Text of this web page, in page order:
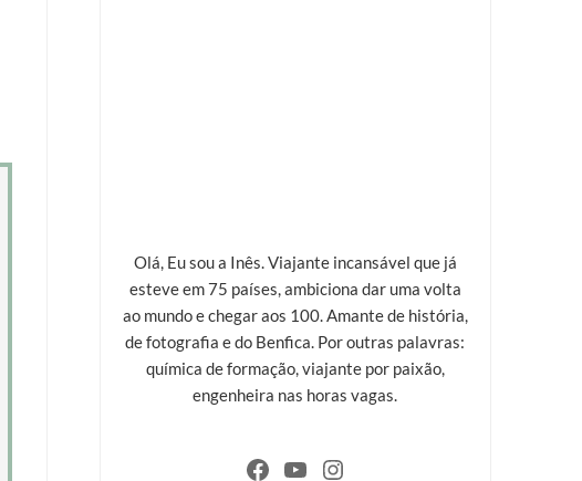
Olá, Eu sou a Inês. Viajante incansável que já
esteve em 75 países, ambiciona dar uma volta
ao mundo e chegar aos 100. Amante de história,
de fotografia e do Benfica. Por outras palavras:
química de formação, viajante por paixão,
engenheira nas horas vagas.